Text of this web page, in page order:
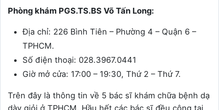
Phòng khám PGS.TS.BS Võ Tấn Long:
Địa chỉ: 226 Bình Tiên – Phường 4 – Quận 6 –
TPHCM.
Số điện thoại: 028.3967.0441
Giờ mở cửa: 17:00 – 19:30, Thứ 2 – Thứ 7.
Trên đây là thông tin về 5 bác sĩ khám chữa bệnh dạ
dày giỏi ở TPHCM. Hầu hết các bác sĩ đều công tại